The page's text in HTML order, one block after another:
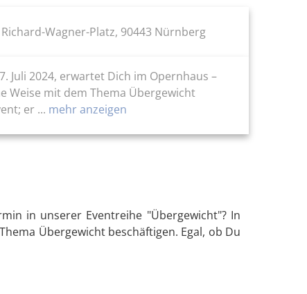
Wagner-Platz, 90443 Nürnberg
Juli 2024, erwartet Dich im Opernhaus –
Weise mit dem Thema Übergewicht
er ... mehr anzeigen
in unserer Eventreihe "Übergewicht"? In
Übergewicht beschäftigen. Egal, ob Du